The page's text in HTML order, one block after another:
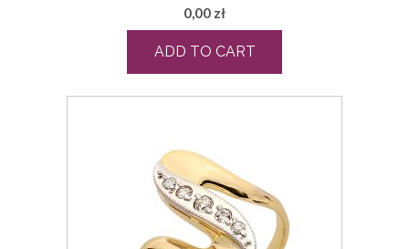
0,00 zł
ADD TO CART